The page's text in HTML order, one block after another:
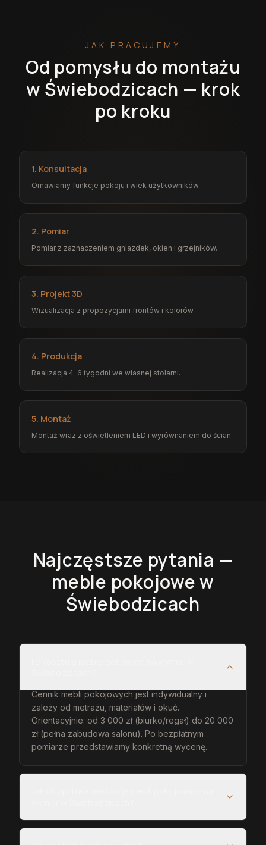
JAK PRACUJEMY
Od pomysłu do montażu
w Świebodzicach — krok
po kroku
1. Konsultacja
Omawiamy funkcje pokoju i wiek użytkowników.
2. Pomiar
Pomiar z zaznaczeniem gniazdek, okien i grzejników.
3. Projekt 3D
Wizualizacja z propozycjami frontów i kolorów.
4. Produkcja
Realizacja 4–6 tygodni we własnej stolarni.
5. Montaż
Montaż wraz z oświetleniem LED i wyrównaniem do ścian.
Najczęstsze pytania —
meble pokojowe w
Świebodzicach
Cennik mebli pokojowych jest indywidualny i
zależy od metrażu, materiałów i okuć.
Orientacyjnie: od 3 000 zł (biurko/regał) do 20 000
zł (pełna zabudowa salonu). Po bezpłatnym
pomiarze przedstawiamy konkretną wycenę.